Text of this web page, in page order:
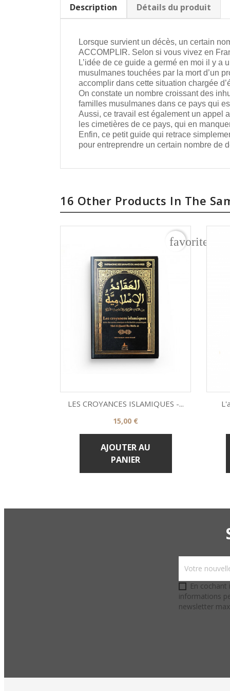
Description Détails du produit
Lorsque survient un décès, un certain
ACCOMPLIR. Selon si vous vivez en
L’idée de ce guide a germé en moi il y a
musulmanes touchées par la mort d’un
accomplir dans cette situation chargée
On constate un nombre croissant des
familles musulmanes dans ce pays qui
Aussi, ce travail est également un appel
les cimetières de ce pays, qui en
Enfin, ce petit guide qui retrace
pour entreprendre un certain nombre de
16 Other Products In The
 Aperçu rapide
LES CROYANCES ISLAMIQUES -...
Prix
15,00 €
AJOUTER AU
PANIER
En
informations
newsletter